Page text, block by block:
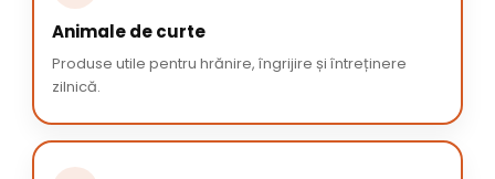
Animale de curte
Produse utile pentru hrănire, îngrijire și întreținere
zilnică.